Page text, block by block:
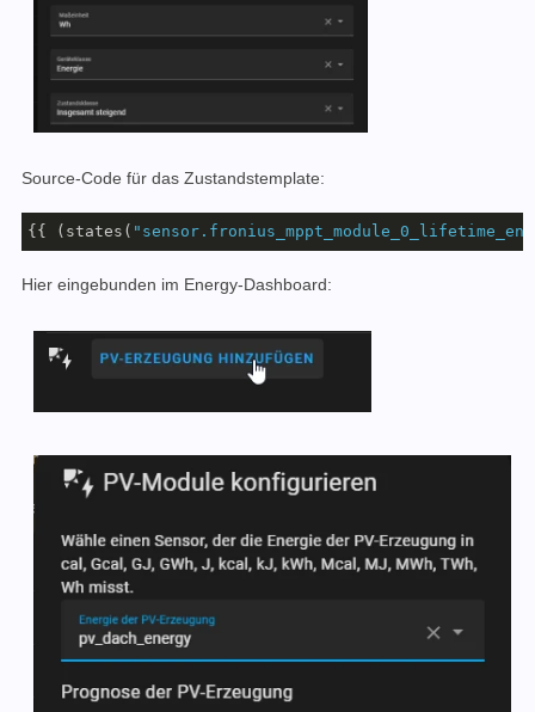
Source-Code für das Zustandstemplate:
{{ (states(
Hier eingebunden im Energy-Dashboard: